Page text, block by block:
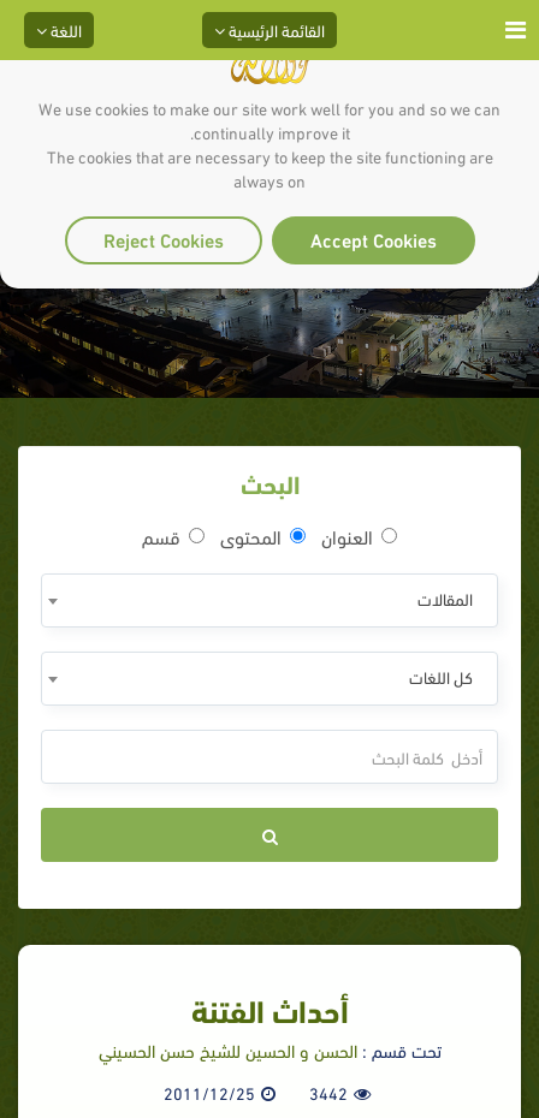
We use cookies to make our site work well for you and so we can
continually improve it.
The cookies that are necessary to keep the site functioning are
always on
Accept Cookies
Reject Cookies
اللغة القائمة الرئيسية
أحداث الفتنة
البحث
العنوان المحتوى قسم
المقالات
كل اللغات
أحداث الفتنة
تحت قسم :الحسن و الحسين للشيخ حسن الحسيني
3442
2011/12/25